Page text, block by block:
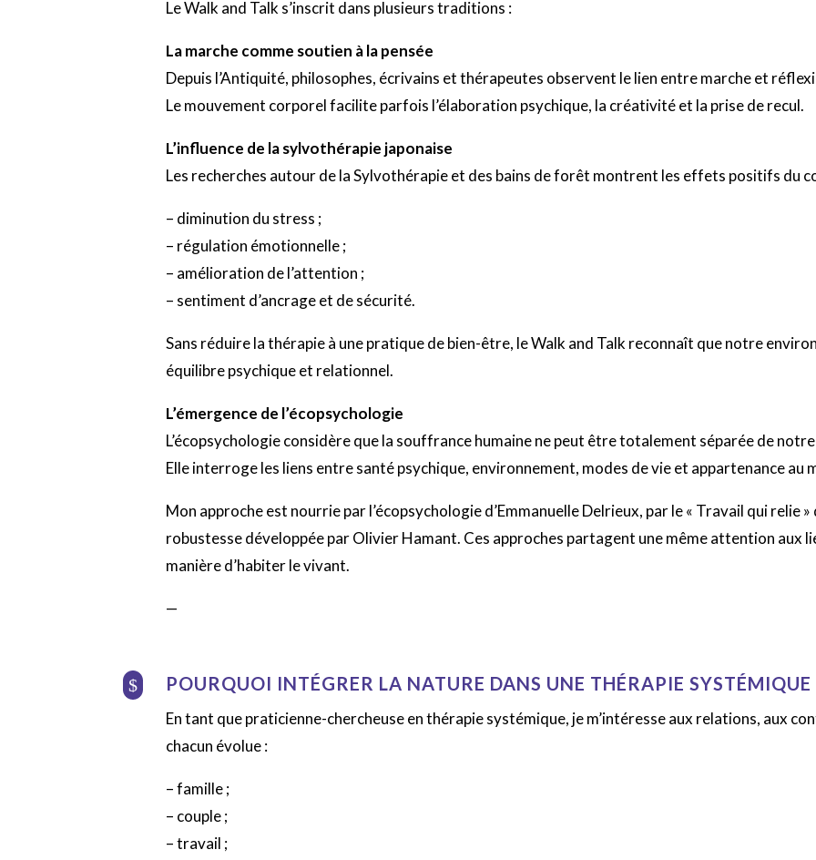
Le Walk and Talk s’inscrit dans plusieurs traditions :
La marche comme soutien à la pensée
Depuis l’Antiquité, philosophes, écrivains et thérapeutes observent le lien entre marche et
Le mouvement corporel facilite parfois l’élaboration psychique, la créativité et la prise de recul.
L’influence de la sylvothérapie japonaise
Les recherches autour de la Sylvothérapie et des bains de forêt montrent les effets positifs du
– diminution du stress ;
– régulation émotionnelle ;
– amélioration de l’attention ;
– sentiment d’ancrage et de sécurité.
Sans réduire la thérapie à une pratique de bien-être, le Walk and Talk reconnaît que notre
équilibre psychique et relationnel.
L’émergence de l’écopsychologie
L’écopsychologie considère que la souffrance humaine ne peut être totalement séparée de
Elle interroge les liens entre santé psychique, environnement, modes de vie et appartenance au
Mon approche est nourrie par l’écopsychologie d’Emmanuelle Delrieux, par le « Travail qui relie
robustesse développée par Olivier Hamant. Ces approches partagent une même attention aux
manière d’habiter le vivant.
—
$ POURQUOI INTÉGRER LA NATURE DANS UNE THÉRAPIE SYSTÉMIQUE
En tant que praticienne-chercheuse en thérapie systémique, je m’intéresse aux relations, aux
chacun évolue :
– famille ;
– couple ;
– travail ;